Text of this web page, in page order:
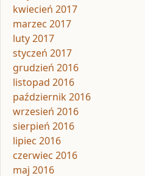
kwiecień 2017
marzec 2017
luty 2017
styczeń 2017
grudzień 2016
listopad 2016
październik 2016
wrzesień 2016
sierpień 2016
lipiec 2016
czerwiec 2016
maj 2016